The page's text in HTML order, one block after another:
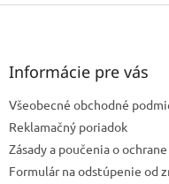
Z
Informácie pre vás
Všeobecné obchodné
Reklamačný poriadok
Zásady a poučenia o
Formulár na odstúpenie od